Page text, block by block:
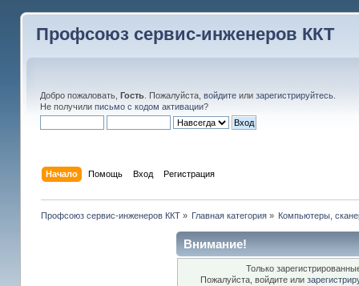
Профсоюз сервис-инженеров ККТ
Добро пожаловать, Гость. Пожалуйста, войдитеили зарегистрируйтесь.
Не получили письмо с кодом активации?
Начало Помощь Вход Регистрация
Профсоюз сервис-инженеров ККТ» Главная категория » Компьютеры,
Внимание!
Только
Пожалуйста, войдите или